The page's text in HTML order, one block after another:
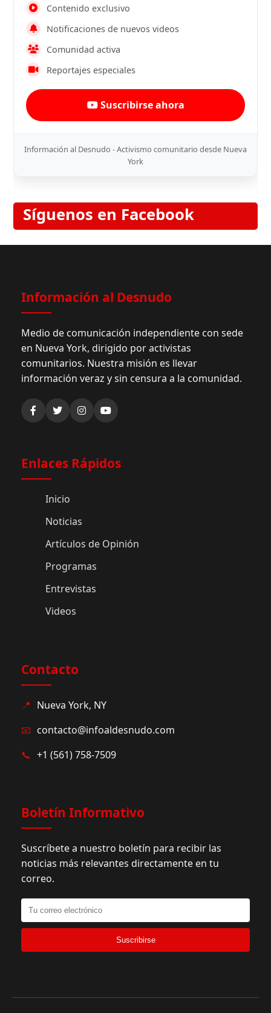
Contenido exclusivo
Notificaciones de nuevos videos
Comunidad activa
Reportajes especiales
Suscribirse ahora
Información al Desnudo - Activismo comunitario desde Nueva
York
Síguenos en Facebook
Información al Desnudo
Medio de comunicación independiente con sede
en Nueva York, dirigido por activistas
comunitarios. Nuestra misión es llevar
información veraz y sin censura a la comunidad.
Enlaces Rápidos
Inicio
Noticias
Artículos de Opinión
Programas
Entrevistas
Videos
Contacto
📍 Nueva York, NY
📧 contacto@infoaldesnudo.com
📞 +1 (561) 758-7509
Boletín Informativo
Suscríbete a nuestro boletín para recibir las
noticias más relevantes directamente en tu
correo.
Suscribirse